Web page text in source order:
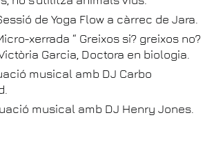
de Yoga Flow a càrrec de Jara.
xerrada “ Greixos si? greixos no?
Garcia, Doctora en biologia.
musical amb DJ Carbo
musical amb DJ Henry Jones.